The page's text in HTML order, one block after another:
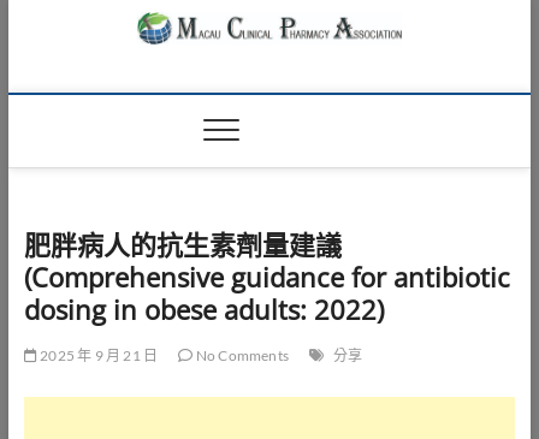
Macau Clinical
Pharmacy
Association
肥胖病人的抗生素劑量建議
(Comprehensive guidance for antibiotic
dosing in obese adults: 2022)
2025 年 9 月 21 日 No Comments 分享